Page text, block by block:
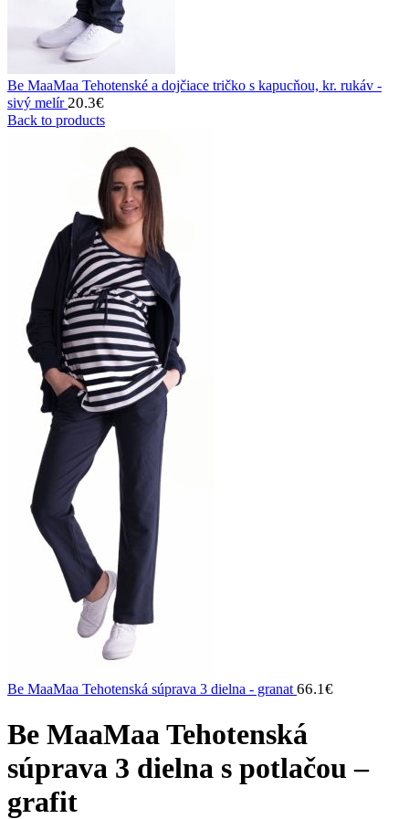
Be MaaMaa Tehotenské a dojčiace tričko s kapucňou, kr. rukáv -
sivý melír 20.3€
Back to products
Be MaaMaa Tehotenská súprava 3 dielna - granat 66.1€
Be MaaMaa Tehotenská
súprava 3 dielna s potlačou –
grafit